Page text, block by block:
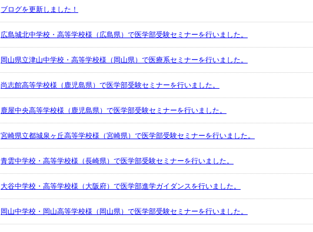
ブログを更新しました！
広島城北中学校・高等学校様（広島県）で医学部受験セミナーを行いました。
岡山県立津山中学校・高等学校様（岡山県）で医療系セミナーを行いました。
尚志館高等学校様（鹿児島県）で医学部受験セミナーを行いました。
鹿屋中央高等学校様（鹿児島県）で医学部受験セミナーを行いました。
宮崎県立都城泉ヶ丘高等学校様（宮崎県）で医学部受験セミナーを行いました。
青雲中学校・高等学校様（長崎県）で医学部受験セミナーを行いました。
大谷中学校・高等学校様（大阪府）で医学部進学ガイダンスを行いました。
岡山中学校・岡山高等学校様（岡山県）で医学部受験セミナーを行いました。